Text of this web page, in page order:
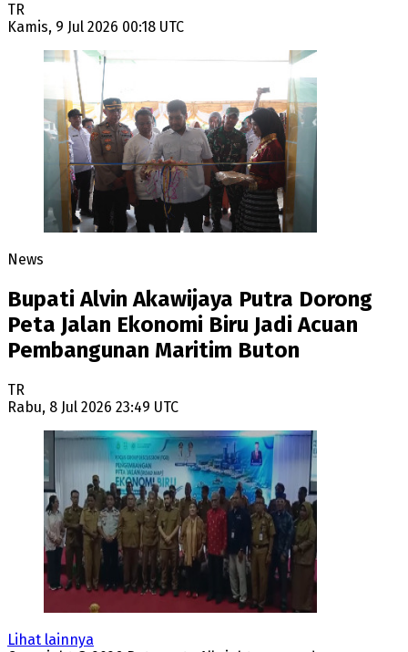
TR
Kamis, 9 Jul 2026 00:18 UTC
News
Bupati Alvin Akawijaya Putra Dorong
Peta Jalan Ekonomi Biru Jadi Acuan
Pembangunan Maritim Buton
TR
Rabu, 8 Jul 2026 23:49 UTC
Lihat lainnya